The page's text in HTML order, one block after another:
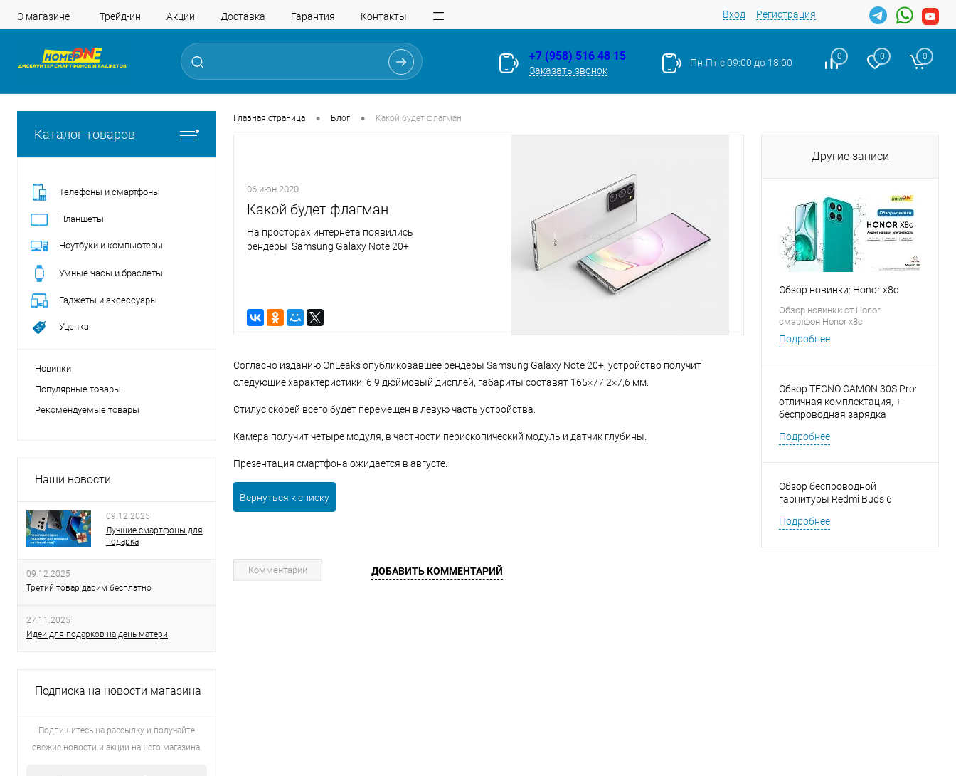
О магазине Трейд-ин Акции Доставка Гарантия Контакты Вход Регистрация
+7 (958) 516 48 15
Заказать звонок
Пн-Пт с 09:00 до 18:00
0 0 0
Каталог товаров
Телефоны и смартфоны
Планшеты
Ноутбуки и компьютеры
Умные часы и браслеты
Гаджеты и аксессуары
Уценка
Новинки
Популярные товары
Рекомендуемые товары
Наши новости
09.12.2025
Лучшие смартфоны для
подарка
09.12.2025
Третий товар дарим бесплатно
27.11.2025
Идеи для подарков на день матери
Подписка на новости магазина
Подпишитесь на рассылку и получайте
свежие новости и акции нашего магазина.
Главная страница • Блог • Какой будет флагман
06.июн.2020
Какой будет флагман
На просторах интернета появились
рендеры Samsung Galaxy Note 20+
Согласно изданию OnLeaks опубликовавшее рендеры Samsung Galaxy Note 20+, устройство получит
следующие характеристики: 6,9 дюймовый дисплей, габариты составят 165×77,2×7,6 мм.
Стилус скорей всего будет перемещен в левую часть устройства.
Камера получит четыре модуля, в частности перископический модуль и датчик глубины.
Презентация смартфона ожидается в августе.
Вернуться к списку
Другие записи
Обзор новинки: Honor x8c
Обзор новинки от Honor:
смартфон Honor x8c
Подробнее
Обзор TECNO CAMON 30S Pro:
отличная комплектация, +
беспроводная зарядка
Подробнее
Обзор беспроводной
гарнитуры Redmi Buds 6
Подробнее
Комментарии ДОБАВИТЬ КОММЕНТАРИЙ